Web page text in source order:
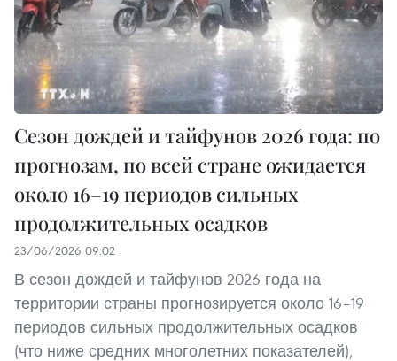
Сезон дождей и тайфунов 2026 года: по
прогнозам, по всей стране ожидается
около 16–19 периодов сильных
продолжительных осадков
23/06/2026 09:02
В сезон дождей и тайфунов 2026 года на
территории страны прогнозируется около 16–19
периодов сильных продолжительных осадков
(что ниже средних многолетних показателей),